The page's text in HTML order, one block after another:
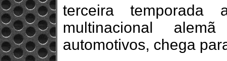
terceira
multinacional
automotivos, chega